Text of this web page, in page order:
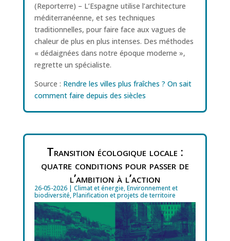
(Reporterre) – L’Espagne utilise l’architecture
méditerranéenne, et ses techniques
traditionnelles, pour faire face aux vagues de
chaleur de plus en plus intenses. Des méthodes
« dédaignées dans notre époque moderne »,
regrette un spécialiste.
Source : Rendre les villes plus fraîches ? On sait
comment faire depuis des siècles
Transition écologique locale :
quatre conditions pour passer de
l’ambition à l’action
26-05-2026| Climat et énergie,Environnement et
biodiversité,Planification et projets de territoire